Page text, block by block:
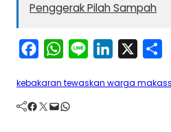
Penggerak Pilah Sampah
c
e
W
a
t
n
n
a
kebakaran tewaskan warga
Facebook Twitter Mail WhatsApp